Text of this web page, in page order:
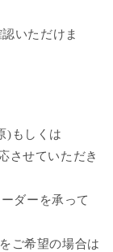
いただけま
)もしくは
させていただき
ダーを承って
ご希望の場合は